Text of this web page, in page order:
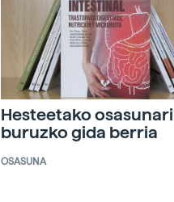
Hesteetako osasunari
buruzko gida berria
OSASUNA